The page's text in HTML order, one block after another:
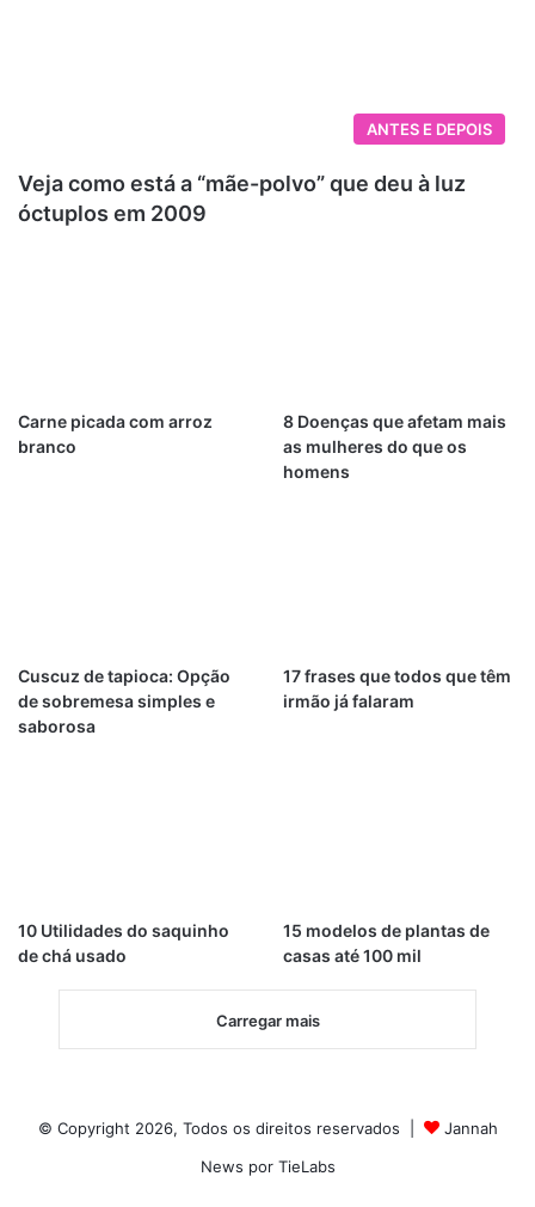
ANTES E DEPOIS
Veja como está a “mãe-polvo” que deu à luz
óctuplos em 2009
Carne picada com arroz
branco
8 Doenças que afetam mais
as mulheres do que os
homens
Cuscuz de tapioca: Opção
de sobremesa simples e
saborosa
17 frases que todos que têm
irmão já falaram
10 Utilidades do saquinho
de chá usado
15 modelos de plantas de
casas até 100 mil
Carregar mais
© Copyright 2026, Todos os direitos reservados |
Jannah
News por TieLabs